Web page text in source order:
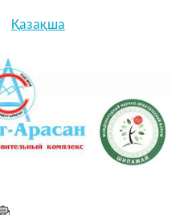
Қазақша